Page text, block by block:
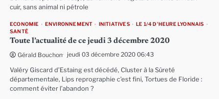
cuir, sans animal ni pétrole
ECONOMIE ENVIRONNEMENT INITIATIVES
LE 1/4 D'HEURE LYONNAIS
SANTÉ
Toute l’actualité de ce jeudi 3 décembre 2020
Gérald Bouchon jeudi 03 décembre 2020 06:43
Valéry Giscard d’Estaing est décédé, Cluster à la Sûreté
départementale, Lips reprographie c’est fini, Tortues de Floride :
comment éviter l’abandon ?